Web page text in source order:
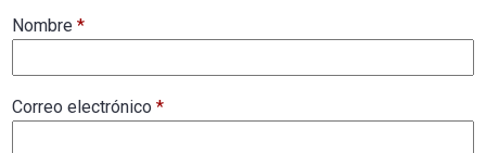
Nombre*
Correo electrónico*